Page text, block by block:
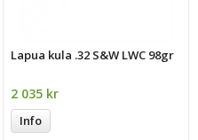
Lapua kula .32 S&W LWC 98gr
2 035 kr
Info